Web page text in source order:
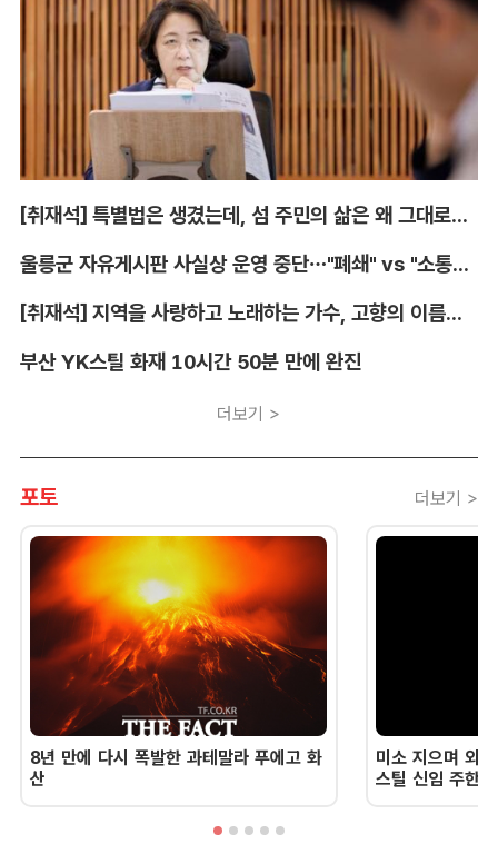
[취재석] 특별법은 생겼는데, 섬 주민의 삶은 왜 그대로인가
울릉군 자유게시판 사실상 운영 중단…"폐쇄" vs "소통창구 지켜야"
[취재석] 지역을 사랑하고 노래하는 가수, 고향의 이름을 남긴다
부산 YK스틸 화재 10시간 50분 만에 완진
더보기 >
포토 더보기 >
8년 만에 다시 폭발한 과테말라 푸에고 화
산
미소 지으며 외
스틸 신임 주한